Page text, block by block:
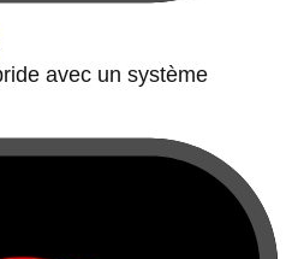
avec un système